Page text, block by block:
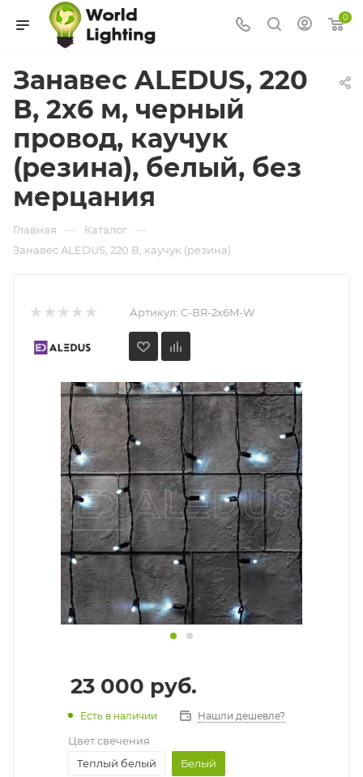
0
Занавес ALEDUS, 220
В, 2x6 м, черный
провод, каучук
(резина), белый, без
мерцания
Главная — Каталог —
Занавес ALEDUS, 220 В, каучук (резина)
Артикул: C-BR-2x6M-W
23 000 руб.
Есть в наличии Нашли дешевле?
Цвет свечения
Теплый белый
Белый